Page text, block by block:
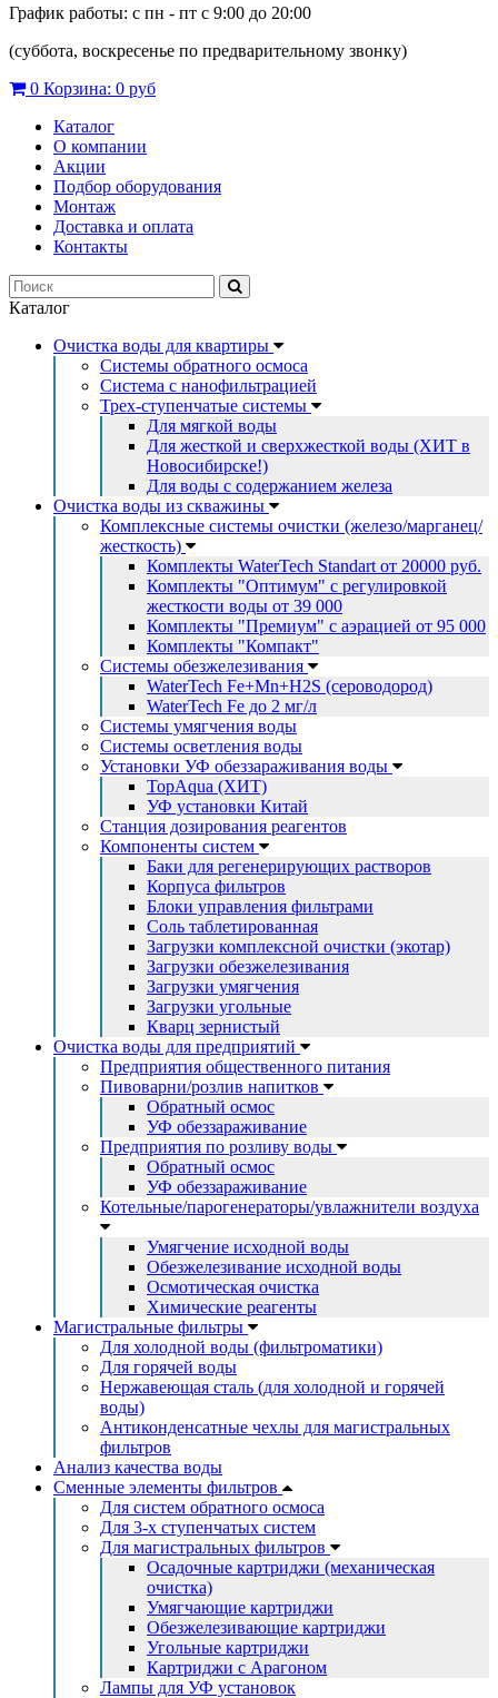
График работы: с пн - пт с 9:00 до 20:00
(суббота, воскресенье по предварительному звонку)
0 Корзина: 0 руб
Каталог
О компании
Акции
Подбор оборудования
Монтаж
Доставка и оплата
Контакты
Каталог
Очистка воды для квартиры
Системы обратного осмоса
Система с нанофильтрацией
Трех-ступенчатые системы
Для мягкой воды
Для жесткой и сверхжесткой воды (ХИТ в
Новосибирске!)
Для воды с содержанием железа
Очистка воды из скважины
Комплексные системы очистки (железо/марганец/
жесткость)
Комплекты WaterTech Standart от 20000 руб.
Комплекты "Оптимум" с регулировкой
жесткости воды от 39 000
Комплекты "Премиум" с аэрацией от 95 000
Комплекты "Компакт"
Системы обезжелезивания
WaterTech Fe+Mn+H2S (сероводород)
WaterTech Fe до 2 мг/л
Системы умягчения воды
Системы осветления воды
Установки УФ обеззараживания воды
TopAqua (ХИТ)
УФ установки Китай
Станция дозирования реагентов
Компоненты систем
Баки для регенерирующих растворов
Корпуса фильтров
Блоки управления фильтрами
Соль таблетированная
Загрузки комплексной очистки (экотар)
Загрузки обезжелезивания
Загрузки умягчения
Загрузки угольные
Кварц зернистый
Очистка воды для предприятий
Предприятия общественного питания
Пивоварни/розлив напитков
Обратный осмос
УФ обеззараживание
Предприятия по розливу воды
Обратный осмос
УФ обеззараживание
Котельные/парогенераторы/увлажнители воздуха
Умягчение исходной воды
Обезжелезивание исходной воды
Осмотическая очистка
Химические реагенты
Магистральные фильтры
Для холодной воды (фильтроматики)
Для горячей воды
Нержавеющая сталь (для холодной и горячей
воды)
Антиконденсатные чехлы для магистральных
фильтров
Анализ качества воды
Сменные элементы фильтров
Для систем обратного осмоса
Для 3-х ступенчатых систем
Для магистральных фильтров
Осадочные картриджи (механическая
очистка)
Умягчающие картриджи
Обезжелезивающие картриджи
Угольные картриджи
Картриджи с Арагоном
Лампы для УФ установок